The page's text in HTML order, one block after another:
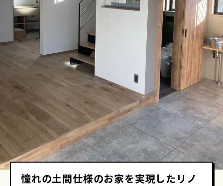
憧れの土間仕様のお家を実現したリノ